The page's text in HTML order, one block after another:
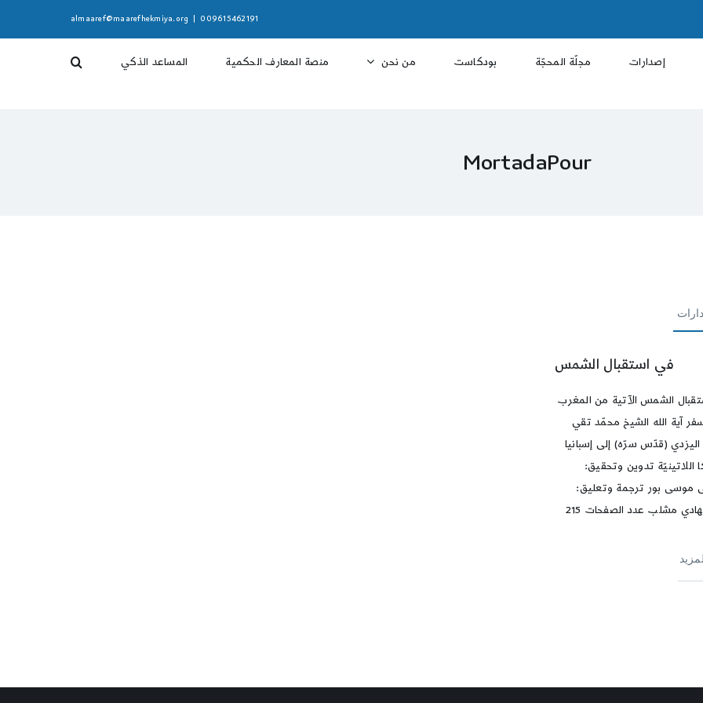
009615462191
almaaref@maarefhekmiya.org
إصدارات مجلّة المحجّة بودكاست من نحن منصة المعارف الحكمية المساعد الذكي
MortadaPour
في استقبال الشمس
الشمس الآتية من المغرب
آية الله الشيخ محمّد تقي
(قدّس سرّه) إلى إسبانيا
اللاتينيّة تدوين وتحقيق:
موسى بور ترجمة وتعليق:
مشلب عدد الصفحات 215